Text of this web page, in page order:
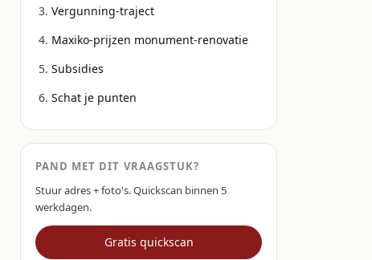
Vergunning-traject
Maxiko-prijzen monument-renovatie
Subsidies
Schat je punten
PAND MET DIT VRAAGSTUK?
Stuur adres + foto's. Quickscan binnen 5
werkdagen.
Gratis quickscan